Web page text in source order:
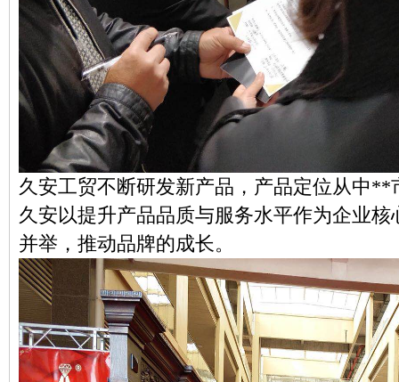
久安工贸不断研发新产品，产品定位从中
久安以提升产品品质与服务水平作为企业
并举，推动品牌的成长。